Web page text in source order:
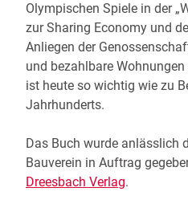
Olympischen Spiele in der
zur Sharing Economy und
Anliegen der
und bezahlbare
ist heute so wichtig wie zu
Jahrhunderts.
Das Buch wurde anlässlich
Bauverein in Auftrag
Dreesbach Verlag.